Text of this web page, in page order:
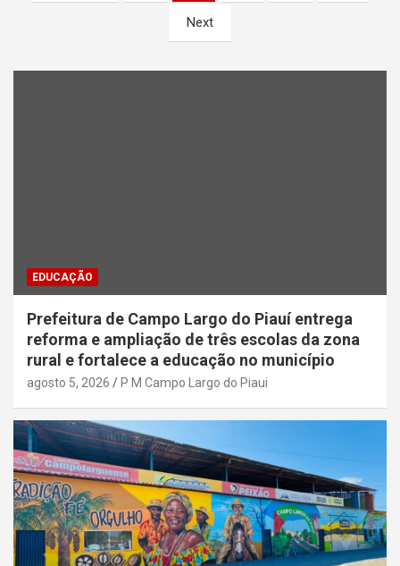
de
Next
EDUCAÇÃO
Prefeitura de Campo Largo do Piauí entrega
reforma e ampliação de três escolas da zona
rural e fortalece a educação no município
agosto 5, 2026 P M Campo Largo do Piaui